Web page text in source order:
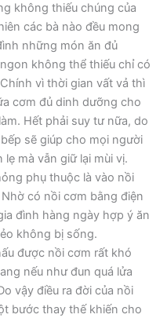
không thiếu chúng của
các bà nào đều mong
những món ăn đủ
không thể thiếu chỉ có
vì thời gian vất vả thì
cơm đủ dinh dưỡng cho
Hết phải suy tư nữa, do
sẽ giúp cho mọi người
mà vẫn giữ lại mùi vị.
phụ thuộc là vào nồi
có nồi cơm bằng điện
đình hàng ngày hợp ý ăn
không bị sống.
được nồi cơm rất khó
nếu như đun quá lửa
vậy điều ra đời của nồi
bước thay thế khiến cho